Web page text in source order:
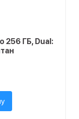
256 ГБ, Dual: